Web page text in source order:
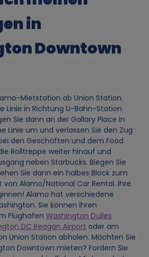
in
Downtown
Mietstation ab Union Station.
Linie in Richtung U-Bahn-Station
Sie dann an der Gallary Place in
Linie um und verlassen Sie den Zug
den Geschäften und dem Food
Rolltreppe weiter hinauf und
neben Starbucks. Biegen Sie
Sie dann ein halbes Block zum
Alamo/National Car Rental. Ihre
Alamo hat verschiedene
Sie können Ihren
FlughafenWashington Dulles
DC Reagan Airport oder am
Union Station abholen. Möchten Sie
Downtown mieten? Fordern Sie